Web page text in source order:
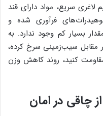
لاغری سریع، مواد دارای قند
فرآوری شده و
بسیار کم وجود ندارد. به
مقابل سیب‌زمینی سرخ کرده،
کنید، روند کاهش وزن
چاقی در امان